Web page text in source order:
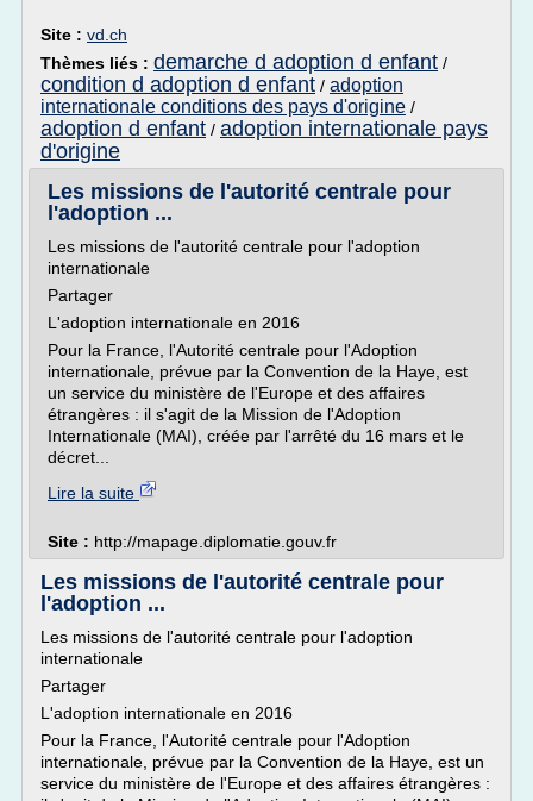
Site : vd.ch
Thèmes liés : demarche d adoption d enfant /
condition d adoption d enfant / adoption
internationale conditions des pays d'origine /
adoption d enfant / adoption internationale pays
d'origine
Les missions de l'autorité centrale pour
l'adoption ...
Les missions de l'autorité centrale pour l'adoption
internationale
Partager
L'adoption internationale en 2016
Pour la France, l'Autorité centrale pour l'Adoption
internationale, prévue par la Convention de la Haye, est
un service du ministère de l'Europe et des affaires
étrangères : il s'agit de la Mission de l'Adoption
Internationale (MAI), créée par l'arrêté du 16 mars et le
décret...
Lire la suite
Site : http://mapage.diplomatie.gouv.fr
Les missions de l'autorité centrale pour
l'adoption ...
Les missions de l'autorité centrale pour l'adoption
internationale
Partager
L'adoption internationale en 2016
Pour la France, l'Autorité centrale pour l'Adoption
internationale, prévue par la Convention de la Haye, est un
service du ministère de l'Europe et des affaires étrangères :